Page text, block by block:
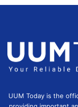
UUM Today is the